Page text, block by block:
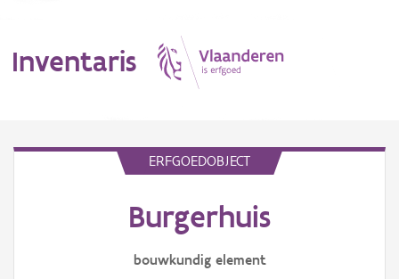
Inventaris
ERFGOEDOBJECT
Burgerhuis
bouwkundig element